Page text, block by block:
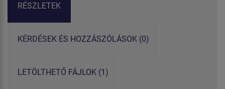
RÉSZLETEK
KÉRDÉSEK ÉS HOZZÁSZÓLÁSOK (0)
LETÖLTHETŐ FÁJLOK (1)